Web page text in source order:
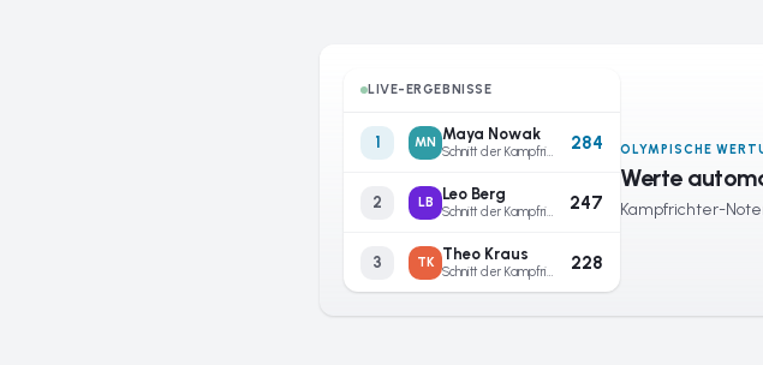
LIVE-ERGEBNISSE
1 MN Maya Nowak
Schnitt der Kampfrichter 284
2 LB Leo Berg
Schnitt der Kampfrichter 247
3 TK Theo Kraus
Schnitt der Kampfrichter 228
OLYMPISCHE
Werte
Kampfrichter-